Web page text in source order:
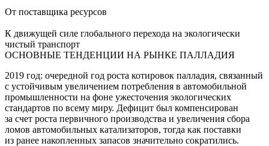
От поставщика ресурсов
К движущей силе глобального перехода на экологически
чистый транспорт
ОСНОВНЫЕ ТЕНДЕНЦИИ НА РЫНКЕ ПАЛЛАДИЯ
2019 год: очередной год роста котировок палладия, связанный
с устойчивым увеличением потребления в автомобильной
промышленности на фоне ужесточения экологических
стандартов по всему миру. Дефицит был компенсирован
за счет роста первичного производства и увеличения сбора
ломов автомобильных катализаторов, тогда как поставки
из ранее накопленных запасов значительно сократились.